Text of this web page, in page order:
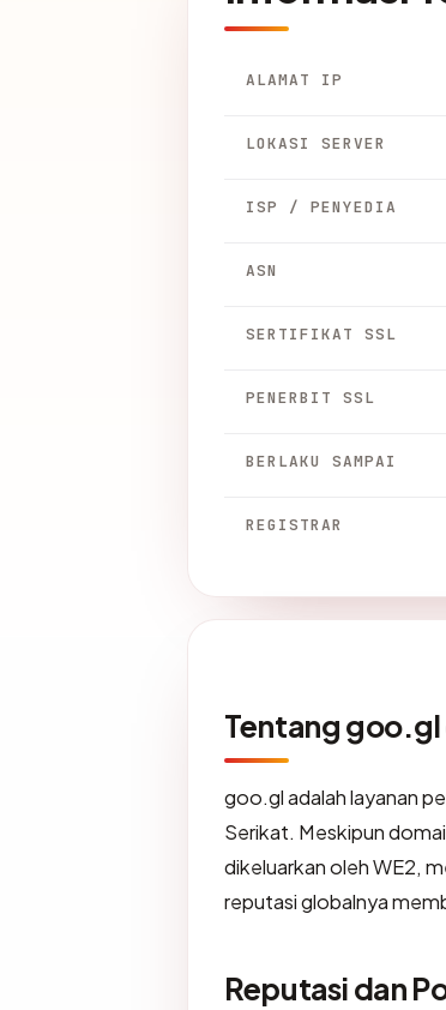
ALAMAT IP
LOKASI SERVER
ISP / PENYEDIA
ASN
SERTIFIKAT SSL
PENERBIT SSL
BERLAKU SAMPAI
REGISTRAR
Tentang goo.gl
goo.gl adalah layanan
Serikat. Meskipun
dikeluarkan oleh WE2,
reputasi globalnya
Reputasi dan